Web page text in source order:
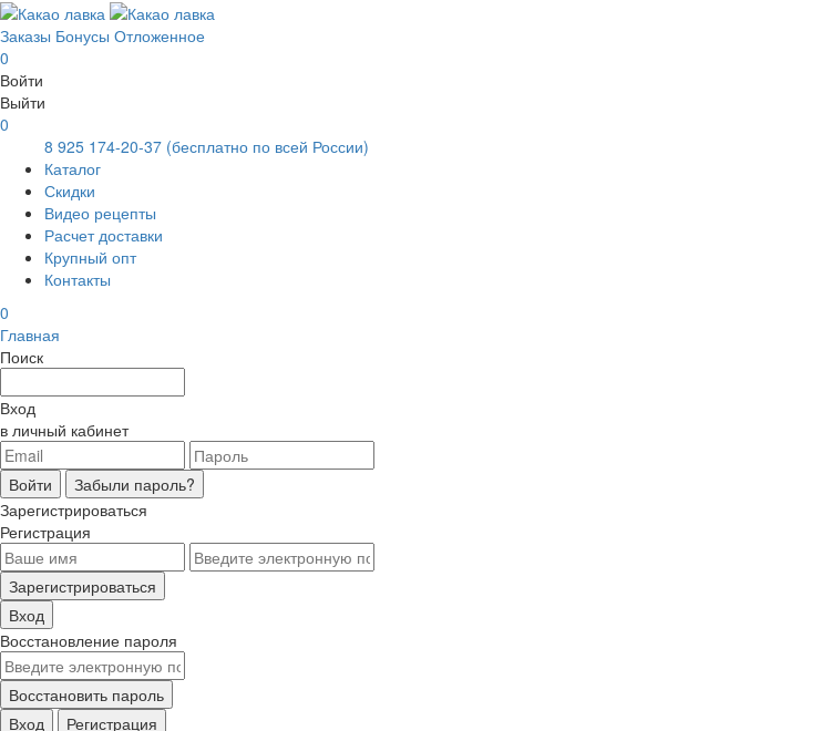
Заказы Бонусы Отложенное
0
Войти
Выйти
0
8 925 174-20-37 (бесплатно по всей России)
Каталог
Скидки
Видео рецепты
Расчет доставки
Крупный опт
Контакты
0
Главная
Поиск
Вход
в личный кабинет
Войти
Забыли пароль?
Зарегистрироваться
Регистрация
Зарегистрироваться
Вход
Восстановление пароля
Восстановить пароль
Вход
Регистрация